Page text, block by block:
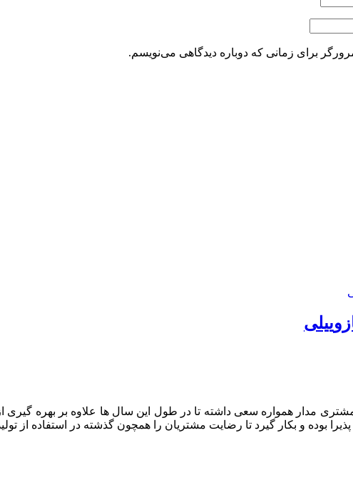
برای زمانی که دوباره دیدگاهی می‌نویسم.
مدار همواره سعی داشته تا در طول این سال ها علاوه بر بهره
بوده و بکار گیرد تا رضایت مشتریان را همچون گذشته در استفاده از